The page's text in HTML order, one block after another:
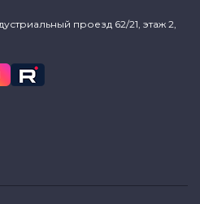
проезд 62/21, этаж 2,